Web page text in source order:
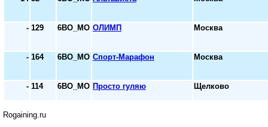
- 129 6ВО_МО ОЛИМП Москва
- 164 6ВО_МО Спорт-Марафон Москва
- 114 6ВО_МО Просто гуляю Щелково
Rogaining.ru